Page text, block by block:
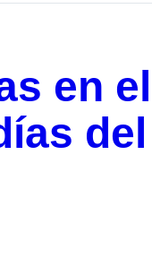
en
del